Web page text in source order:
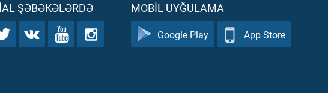
ŞƏBƏKƏLƏRDƏ MOBIL UYĞULAMA
Google Play App Store